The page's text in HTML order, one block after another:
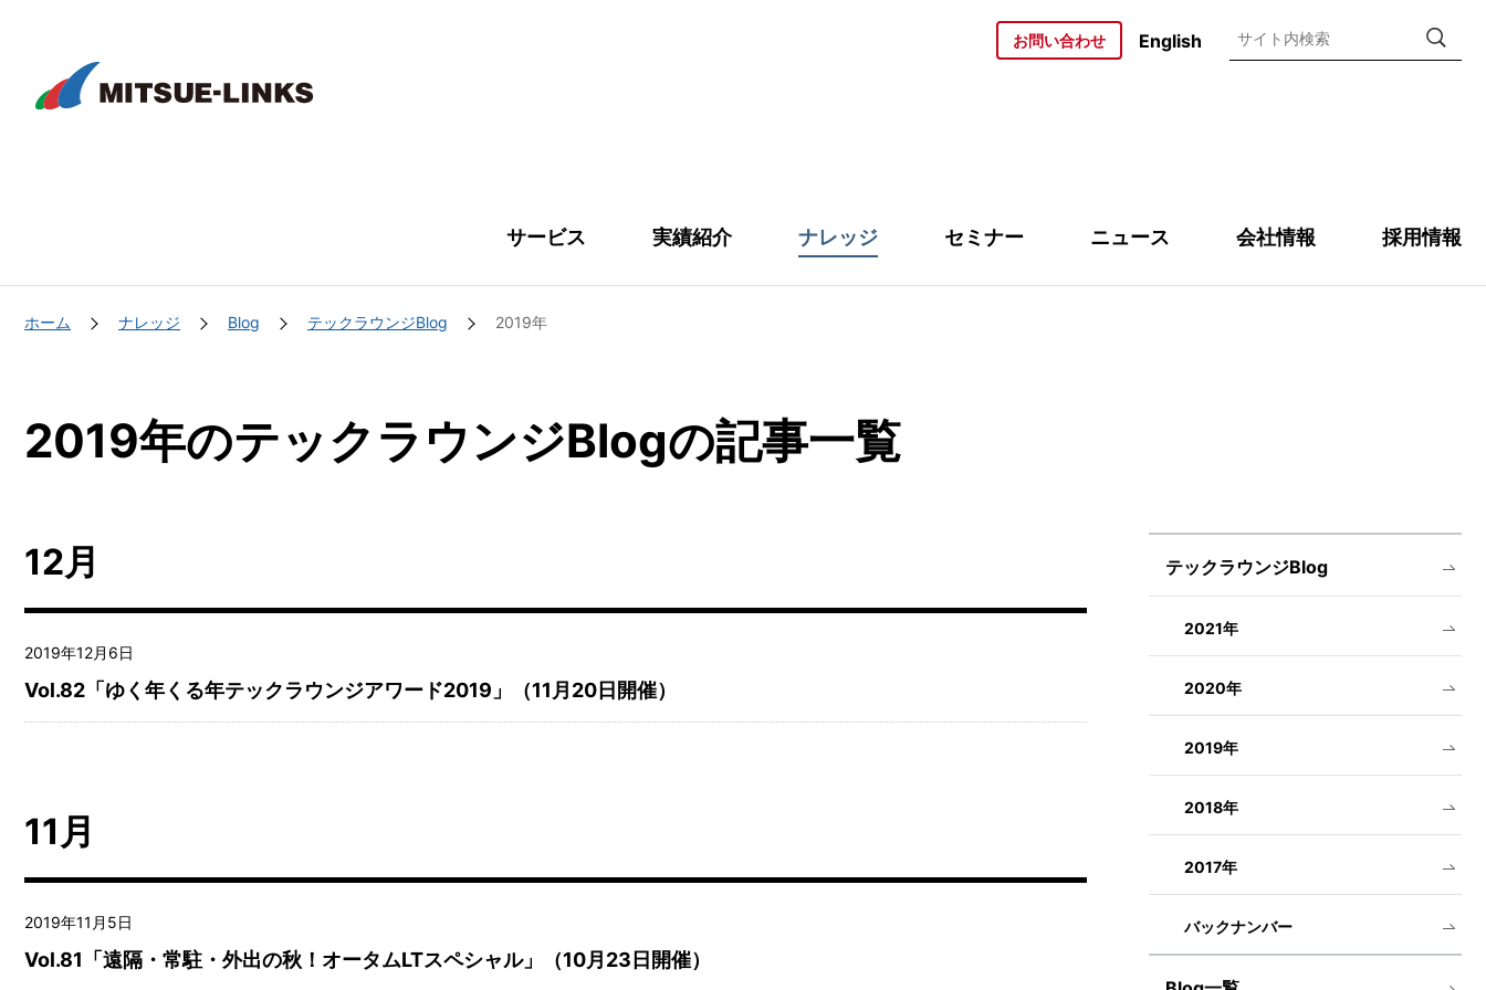
エ
ー
ク
ス
お問い合わせ English 検索
サービス 実績紹介 ナレッジ セミナー ニュース 会社情報 採用情報
ホーム ナレッジ Blog テックラウンジBlog 2019年
2019年のテックラウンジBlogの記事一覧
12月
2019年12月6日
Vol.82「ゆく年くる年テックラウンジアワード2019」（11月20日開催）
11月
2019年11月5日
Vol.81「遠隔・常駐・外出の秋！オータムLTスペシャル」（10月23日開催）
テックラウンジBlog
2021年
2020年
2019年
2018年
2017年
バックナンバー